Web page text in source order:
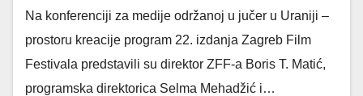
Na konferenciji za medije održanoj u jučer u Uraniji –
prostoru kreacije program 22. izdanja Zagreb Film
Festivala predstavili su direktor ZFF-a Boris T. Matić,
programska direktorica Selma Mehadžić i…